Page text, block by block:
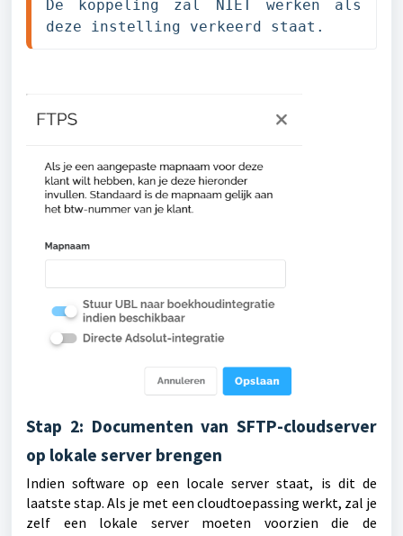
De koppeling zal NIET werken als
deze instelling verkeerd staat.
Stap 2: Documenten van SFTP-cloudserver
op lokale server brengen
Indien software op een locale server staat, is dit de
laatste stap. Als je met een cloudtoepassing werkt, zal je
zelf een lokale server moeten voorzien die de